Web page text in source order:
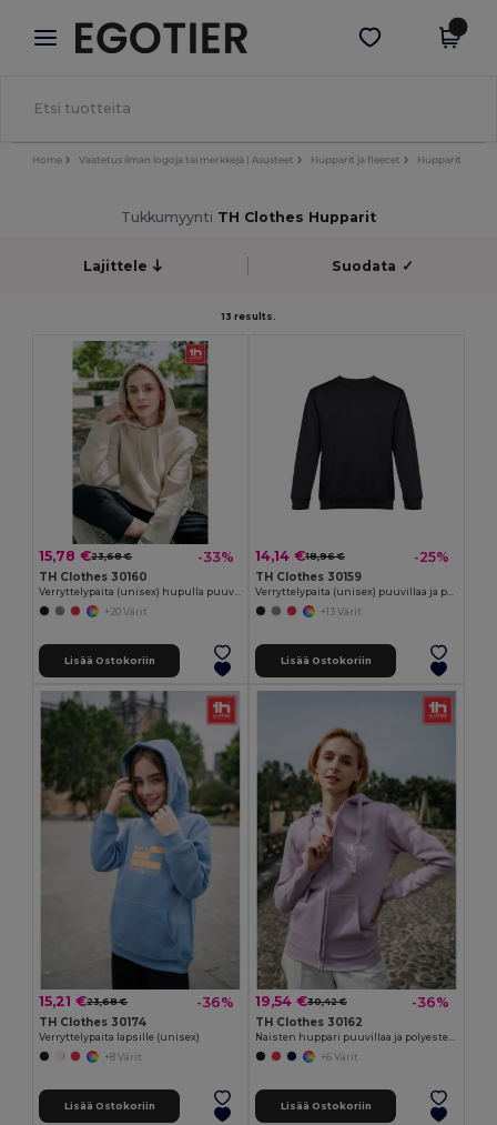
× Egotier-sovellus
Paremmat hinnat appissa!
Hae sovellus
Home Vaatetus ilman logoja tai merkkejä | Asusteet Hupparit ja fleecet Hupparit
Tukkumyynti TH Clothes Hupparit
Lajittele Suodata ✓
13 results.
15,78 €23,68 € -33%
TH Clothes 30160
Verryttelypaita (unisex) hupulla puuvillaa ja polyesteriä
+20 Värit
Lisää Ostokoriin
14,14 €18,96 € -25%
TH Clothes 30159
Verryttelypaita (unisex) puuvillaa ja polyesteriä
+13 Värit
Lisää Ostokoriin
15,21 €23,68 € -36%
TH Clothes 30174
Verryttelypaita lapsille (unisex)
+8 Värit
Lisää Ostokoriin
19,54 €30,42 € -36%
TH Clothes 30162
Naisten huppari puuvillaa ja polyesteriä
+6 Värit
Lisää Ostokoriin